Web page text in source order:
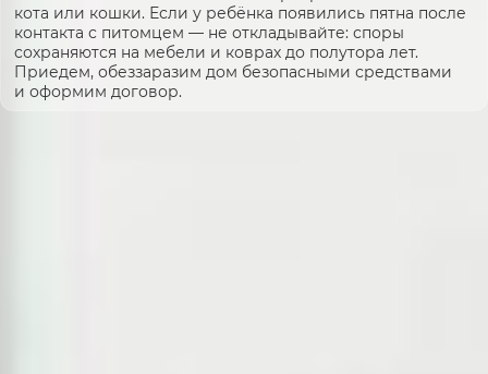
кота или кошки. Если у ребёнка появились пятна после
контакта с питомцем — не откладывайте: споры
сохраняются на мебели и коврах до полутора лет.
Приедем, обеззаразим дом безопасными средствами
и оформим договор.